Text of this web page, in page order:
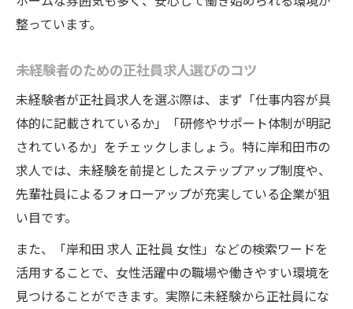
整っています。
未経験者のための正社員求人選びのコツ
未経験者が正社員求人を選ぶ際は、まず「仕事内容が具
体的に記載されているか」「研修やサポート体制が明記
されているか」をチェックしましょう。特に岸和田市の
求人では、未経験を前提としたステップアップ制度や、
先輩社員によるフォローアップが充実している企業が狙
い目です。
また、「岸和田 求人 正社員 女性」などの検索ワードを
活用することで、女性活躍中の職場や働きやすい環境を
見つけることができます。実際に未経験から正社員にな